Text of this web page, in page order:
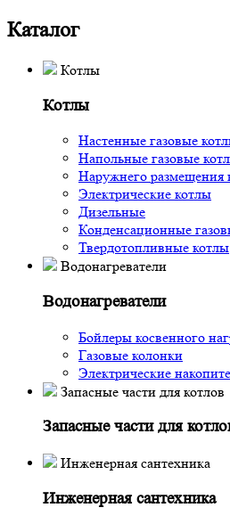
Каталог
Котлы
Котлы
Настенные газовые
Напольные газовые
Наружнего размещения
Электрические котлы
Дизельные
Конденсационные
Твердотопливные котлы
Водонагреватели
Водонагреватели
Бойлеры косвенного
Газовые колонки
Электрические
Запасные части для котлов
Запасные части для
Инженерная сантехника
Инженерная сантехника